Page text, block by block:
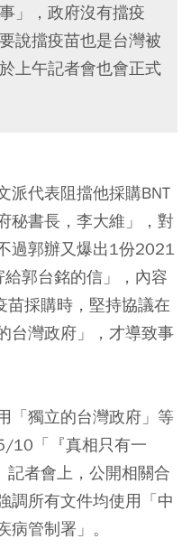
」，政府沒有擋疫
說擋疫苗也是台灣被
上午記者會也會正式
派代表阻擋他採購BNT
秘書長，李大維」，對
過郭辦又爆出1份2021
郭台銘的信」，內容
苗採購時，堅持協議在
台灣政府」，才導致事
「獨立的台灣政府」等
10「『真相只有一
記者會上，公開相關合
調所有文件均使用「中
管制署」。